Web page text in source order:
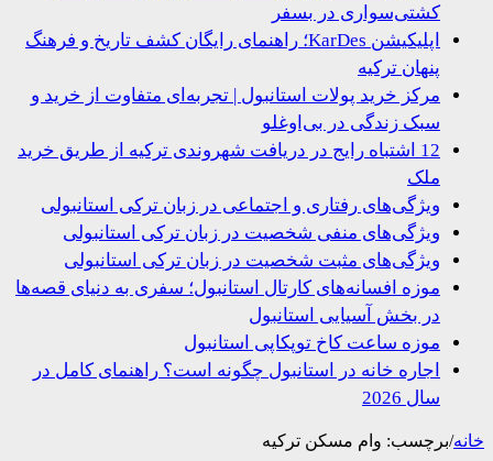
کشتی‌سواری در بسفر
اپلیکیشن KarDes؛ راهنمای رایگان کشف تاریخ و فرهنگ
پنهان ترکیه
مرکز خرید پولات استانبول | تجربه‌ای متفاوت از خرید و
سبک زندگی در بی‌اوغلو
12 اشتباه رایج در دریافت شهروندی ترکیه از طریق خرید
ویژگی‌های رفتاری و اجتماعی در زبان ترکی استانبولی
ویژگی‌های منفی شخصیت در زبان ترکی استانبولی
ویژگی‌های مثبت شخصیت در زبان ترکی استانبولی
موزه افسانه‌های کارتال استانبول؛ سفری به دنیای قصه‌ها
در بخش آسیایی استانبول
موزه ساعت کاخ توپکاپی استانبول
اجاره خانه در استانبول چگونه است؟ راهنمای کامل در
سال 2026
برچسب:وام مسکن ترکیه